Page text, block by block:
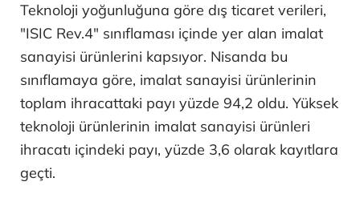
Teknoloji yoğunluğuna göre dış ticaret verileri,
"ISIC Rev.4" sınıflaması içinde yer alan imalat
sanayisi ürünlerini kapsıyor. Nisanda bu
sınıflamaya göre, imalat sanayisi ürünlerinin
toplam ihracattaki payı yüzde 94,2 oldu. Yüksek
teknoloji ürünlerinin imalat sanayisi ürünleri
ihracatı içindeki payı, yüzde 3,6 olarak kayıtlara
geçti.